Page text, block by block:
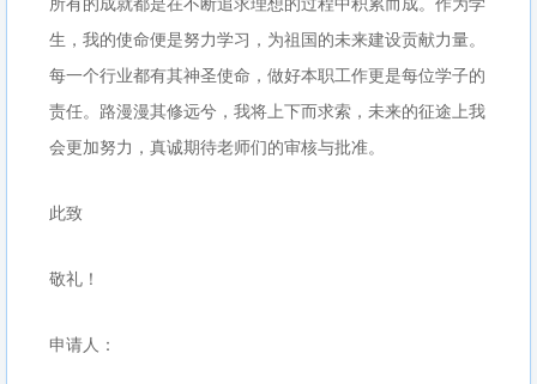
生，我的使命便是努力学习，为祖国的未来建设贡献力量。
每一个行业都有其神圣使命，做好本职工作更是每位学子的
责任。路漫漫其修远兮，我将上下而求索，未来的征途上我
会更加努力，真诚期待老师们的审核与批准。
此致
敬礼！
申请人：